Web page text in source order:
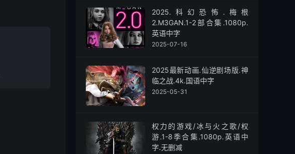
2025.科幻恐怖.梅根
2.M3GAN.1-2部合集.1080p.
英语中字
2025-07-16
2025最新动画.仙逆剧场版.神
临之战.4k.国语中字
2025-05-31
权力的游戏/冰与火之歌/权
游.1-8季合集.1080p.英语中
字.无删减